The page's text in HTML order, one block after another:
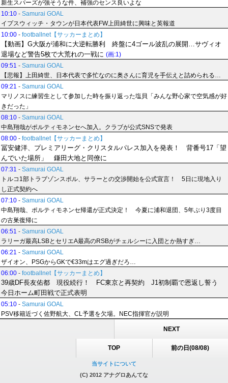
新生スパーズが強そうな件、補強のセンス良いよな
10:10 - Samurai GOAL
イプスウィッチ・タウンが日本代表FW上田綺世に興味と英報道
10:00 - footballnet【サッカーまとめ】
【動画】G大阪が浦和に大逆転勝利 終盤に4ゴール波乱の展開…サヴィオ
退場など警告5枚で大荒れの一戦に (画:1)
09:51 - Samurai GOAL
【悲報】上田綺世、日本代表で多忙なのに奥さんに育児を手伝えと詰められる…
09:21 - Samurai GOAL
マリノスに練習生として参加した時を振り返った塩貝「みんな野心家で空気感が好
きだった」
08:10 - Samurai GOAL
中島翔哉がポルティモネンセへ加入。クラブが公式SNSで発表
08:00 - footballnet【サッカーまとめ】
冨安健洋、プレミアリーグ・クリスタルパレス加入を発表！ 背番号17「望
んでいた場所」 鎌田大地と同僚に
07:31 - Samurai GOAL
トルコ1部トラブゾンスポル、サラーとの交渉開始を公式宣言！ 5日に現地入り
し正式契約へ
07:10 - Samurai GOAL
中島翔哉、ポルティモネンセ帰還が正式決定！ 今夏に浦和退団、5年ぶり3度目
の古巣復帰に
06:51 - Samurai GOAL
ラリーガ最高LSBとセリエA最高のRSBがチェルシーに入団とか熱すぎ…
06:21 - Samurai GOAL
ザイオン、PSGからGKで€33mはエグ過ぎだろ…
06:00 - footballnet【サッカーまとめ】
39歳DF長友佑都 現役続行！ FC東京と再契約 J1初制覇で恩返し誓う
今日ホーム町田戦で正式表明
05:10 - Samurai GOAL
PSV移籍近づく佐野航大、CL予選を欠場。NEC指揮官が説明
NEXT
TOP 前の日(08/08)
当サイトについて
(C) 2012 アナグロあんてな